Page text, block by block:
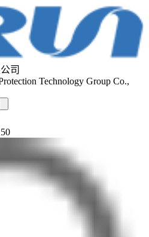
司
Technology Group Co.,